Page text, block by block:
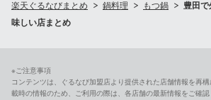
楽天ぐるなびまとめ 鍋料理 もつ鍋
豊田で
味しい店まとめ
※ご注意事項
コンテンツは、ぐるなび加盟店より提供された店舗情報を再
載時の情報のため、ご利用の際は、各店舗の最新情報をご確認